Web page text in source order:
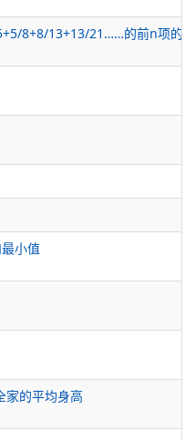
8+8/13+13/21……的前n项的和
小值
家的平均身高